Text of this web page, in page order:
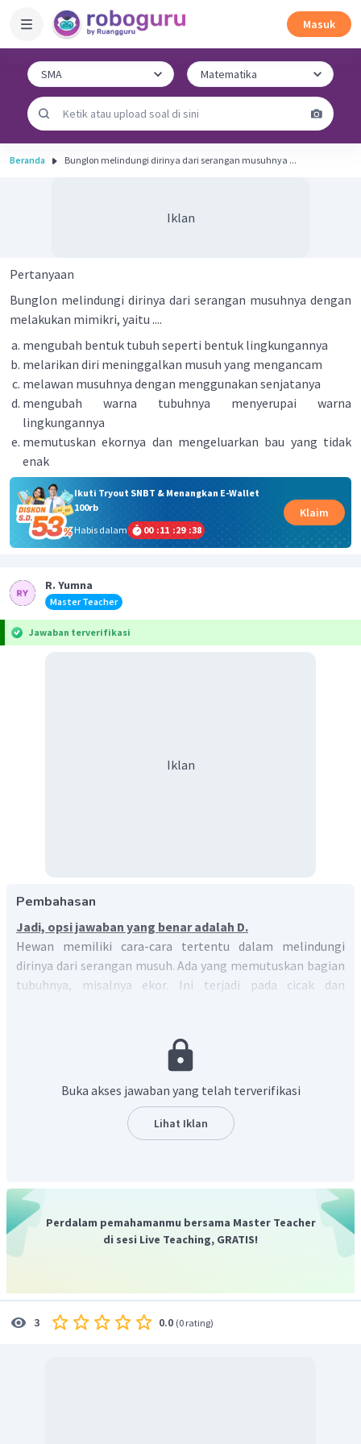
Masuk
Beranda Bunglon melindungi dirinya dari serangan musuhnya ...
Iklan
Pertanyaan
Bunglon melindungi dirinya dari serangan musuhnya dengan
melakukan mimikri, yaitu ....
mengubah bentuk tubuh seperti bentuk lingkungannya
melarikan diri meninggalkan musuh yang mengancam
melawan musuhnya dengan menggunakan senjatanya
mengubah warna tubuhnya menyerupai warna
lingkungannya
memutuskan ekornya dan mengeluarkan bau yang tidak
enak
Ikuti Tryout SNBT & Menangkan E-Wallet
100rb
Habis dalam
00 :11 :29 :38
Klaim
R. Yumna
Master Teacher
Jawaban terverifikasi
Iklan
Pembahasan
Jadi, opsi jawaban yang benar adalah D.
Hewan memiliki cara-cara tertentu dalam melindungi
dirinya dari serangan musuh. Ada yang memutuskan bagian
tubuhnya, misalnya ekor. Ini terjadi pada cicak dan
merubah warna tubuhnya menyerupai lingkungan
mimikri dan dilakukan oleh bunglon
musuhnya.
Buka akses jawaban yang telah terverifikasi
Lihat Iklan
Perdalam pemahamanmu bersama Master Teacher
di sesi Live Teaching, GRATIS!
3 0.0 (0 rating)